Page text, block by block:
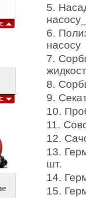
5.
6.
7.
8.
9.
10.
11.
12.
13.
шт.
14.
15.